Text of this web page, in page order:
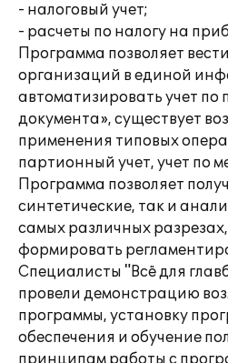
- налоговый учет;
- расчеты по налогу на
Программа позволяет
организаций в единой
автоматизировать учет по
документа», существует
применения типовых
партионный учет, учет по
Программа позволяет
синтетические, так и
самых различных
формировать
Специалисты "Всё для
провели демонстрацию
программы, установку
обеспечения и обучение
принципам работы с